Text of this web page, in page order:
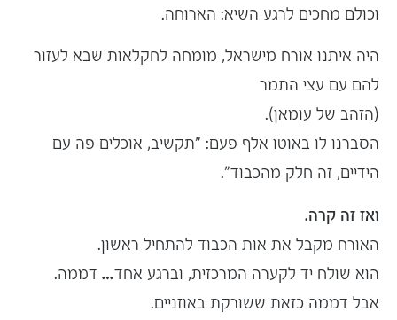
וכולם מחכים לרגע השיא: הארוחה.
היה איתנו אורח מישראל, מומחה לחקלאות שבא לעזור
להם עם עצי התמר
(הזהב של עומאן).
הסברנו לו באוטו אלף פעם: "תקשיב, אוכלים פה עם
הידיים, זה חלק מהכבוד".
ואז זה קרה.
האורח מקבל את אות הכבוד להתחיל ראשון.
הוא שולח יד לקערה המרכזית, וברגע אחד… דממה.
אבל דממה כזאת ששורקת באוזניים.